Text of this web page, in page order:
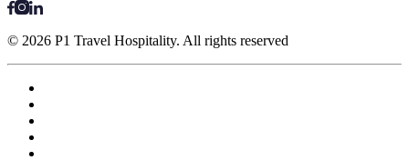
© 2026 P1 Travel Hospitality. All rights reserved